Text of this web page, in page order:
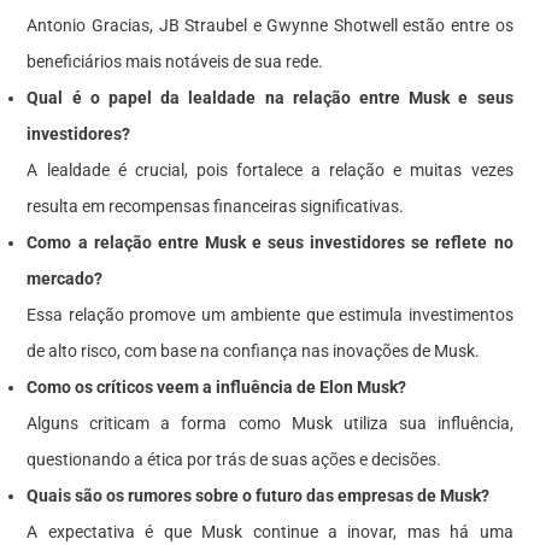
Antonio Gracias, JB Straubel e Gwynne Shotwell estão entre os
beneficiários mais notáveis de sua rede.
Qual é o papel da lealdade na relação entre Musk e seus
investidores?
A lealdade é crucial, pois fortalece a relação e muitas vezes
resulta em recompensas financeiras significativas.
Como a relação entre Musk e seus investidores se reflete no
mercado?
Essa relação promove um ambiente que estimula investimentos
de alto risco, com base na confiança nas inovações de Musk.
Como os críticos veem a influência de Elon Musk?
Alguns criticam a forma como Musk utiliza sua influência,
questionando a ética por trás de suas ações e decisões.
Quais são os rumores sobre o futuro das empresas de Musk?
A expectativa é que Musk continue a inovar, mas há uma